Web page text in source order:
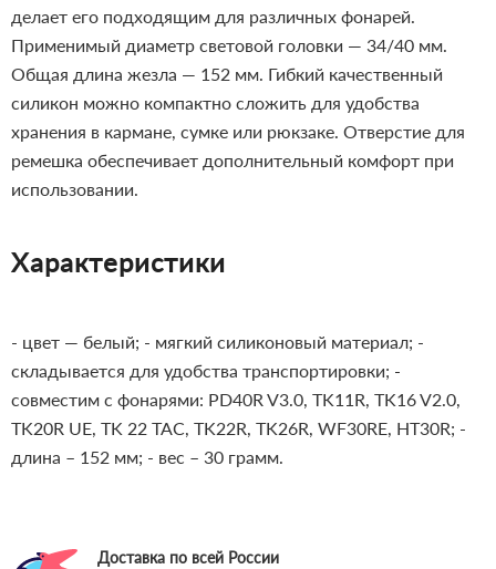
делает его подходящим для различных фонарей.
Применимый диаметр световой головки — 34/40 мм.
Общая длина жезла — 152 мм. Гибкий качественный
силикон можно компактно сложить для удобства
хранения в кармане, сумке или рюкзаке. Отверстие для
ремешка обеспечивает дополнительный комфорт при
использовании.
Характеристики
- цвет — белый; - мягкий силиконовый материал; -
складывается для удобства транспортировки; -
совместим с фонарями: PD40R V3.0, TK11R, TK16 V2.0,
TK20R UE, TK 22 TAC, TK22R, TK26R, WF30RE, HT30R; -
длина – 152 мм; - вес – 30 грамм.
Доставка по всей России